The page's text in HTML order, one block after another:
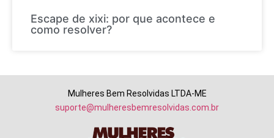
Escape de xixi: por que acontece e
como resolver?
Mulheres Bem Resolvidas LTDA-ME
suporte@mulheresbemresolvidas.com.br